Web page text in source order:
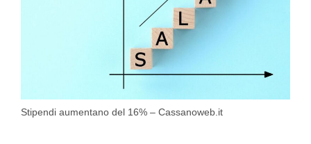
Stipendi aumentano del 16% – Cassanoweb.it